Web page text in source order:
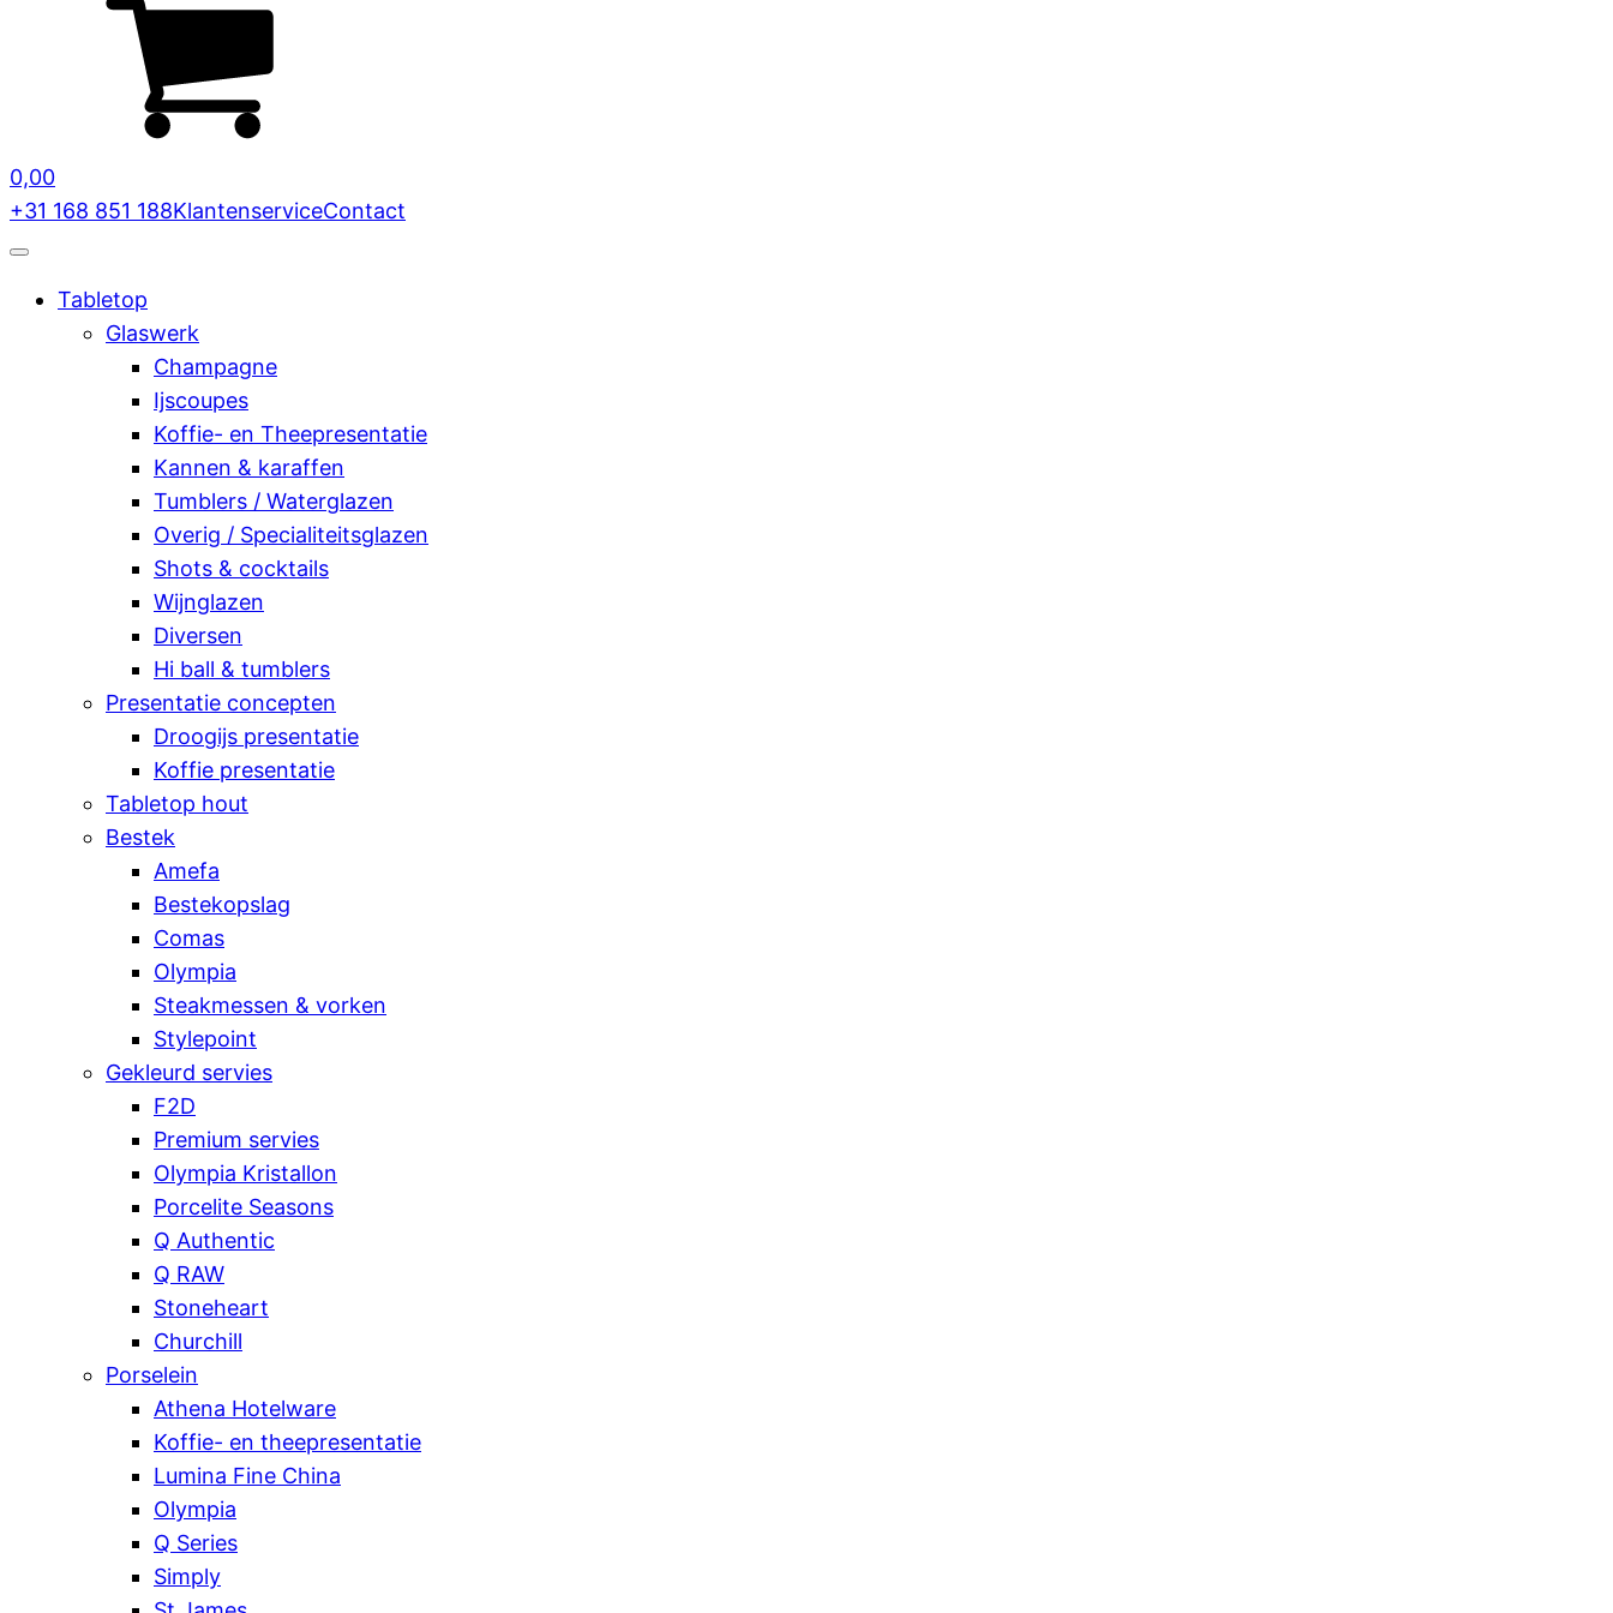
0,00
+31 168 851 188KlantenserviceContact
Tabletop
Glaswerk
Champagne
Ijscoupes
Koffie- en Theepresentatie
Kannen & karaffen
Tumblers / Waterglazen
Overig / Specialiteitsglazen
Shots & cocktails
Wijnglazen
Diversen
Hi ball & tumblers
Presentatie concepten
Droogijs presentatie
Koffie presentatie
Tabletop hout
Bestek
Amefa
Bestekopslag
Comas
Olympia
Steakmessen & vorken
Stylepoint
Gekleurd servies
F2D
Premium servies
Olympia Kristallon
Porcelite Seasons
Q Authentic
Q RAW
Stoneheart
Churchill
Porselein
Athena Hotelware
Koffie- en theepresentatie
Lumina Fine China
Olympia
Q Series
Simply